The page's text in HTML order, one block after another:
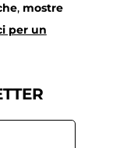
, mostre
per un